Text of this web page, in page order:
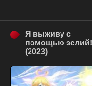
Я выживу с
помощью зелий!
(2023)